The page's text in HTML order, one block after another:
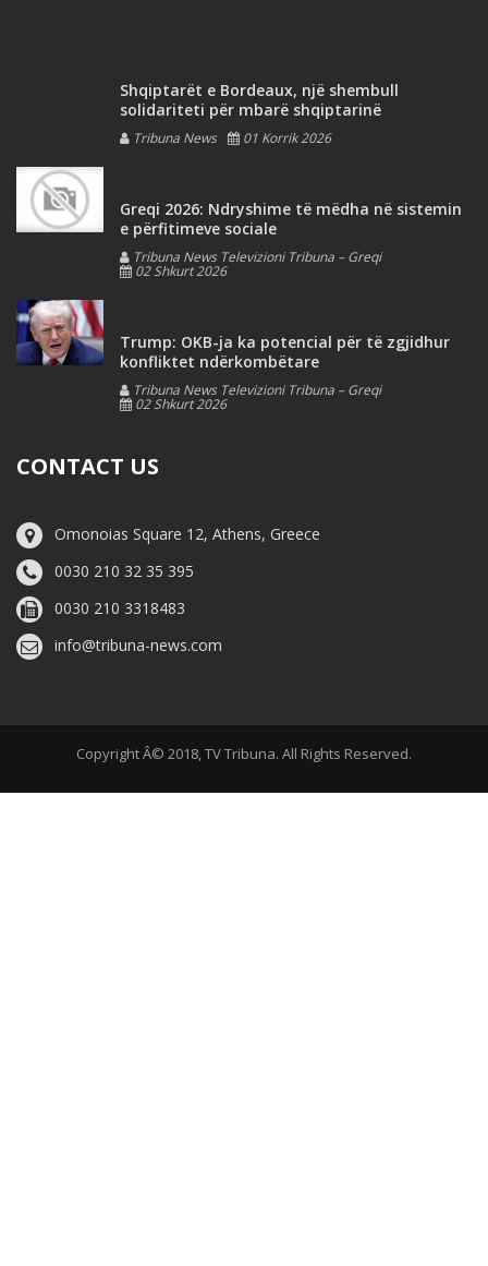
Shqiptarët e Bordeaux, një shembull
solidariteti për mbarë shqiptarinë
Tribuna News 01 Korrik 2026
Greqi 2026: Ndryshime të mëdha në sistemin
e përfitimeve sociale
Tribuna News Televizioni Tribuna – Greqi
02 Shkurt 2026
Trump: OKB-ja ka potencial për të zgjidhur
konfliktet ndërkombëtare
Tribuna News Televizioni Tribuna – Greqi
02 Shkurt 2026
CONTACT US
Omonoias Square 12, Athens, Greece
0030 210 32 35 395
0030 210 3318483
info@tribuna-news.com
Copyright Â© 2018, TV Tribuna. All Rights Reserved.